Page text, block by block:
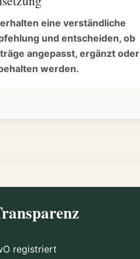
eine verständliche
und entscheiden, ob
angepasst, ergänzt oder
werden.
registriert